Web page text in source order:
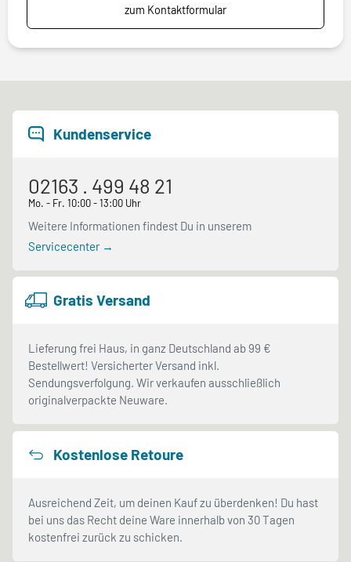
zum Kontaktformular
Kundenservice
02163 . 499 48 21
Mo. - Fr. 10:00 - 13:00 Uhr
Weitere Informationen findest Du in unserem
Servicecenter →
Gratis Versand
Lieferung frei Haus, in ganz Deutschland ab 99 €
Bestellwert! Versicherter Versand inkl.
Sendungsverfolgung. Wir verkaufen ausschließlich
originalverpackte Neuware.
Kostenlose Retoure
Ausreichend Zeit, um deinen Kauf zu überdenken! Du hast
bei uns das Recht deine Ware innerhalb von 30 Tagen
kostenfrei zurück zu schicken.